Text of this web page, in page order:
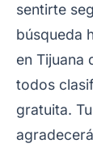
sentirte
búsqueda
en Tijuana
todos
gratuita.